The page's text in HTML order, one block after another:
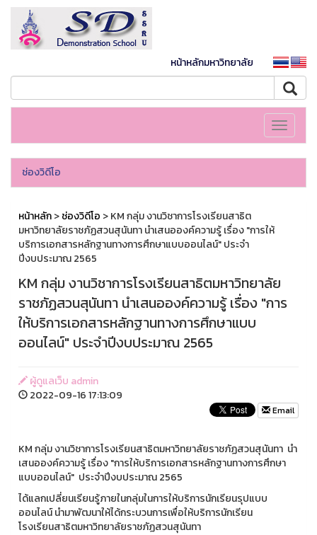
หน้าหลักมหาวิทยาลัย
Toggle
ช่องวิดีโอ
หน้าหลัก>ช่องวิดีโอ > KM กลุ่ม งานวิชาการโรงเรียนสาธิต
มหาวิทยาลัยราชภัฏสวนสุนันทา นำเสนอองค์ความรู้ เรื่อง "การให้
บริการเอกสารหลักฐานทางการศึกษาแบบออนไลน์" ประจำ
ปีงบประมาณ 2565
KM กลุ่ม งานวิชาการโรงเรียนสาธิตมหาวิทยาลัย
ราชภัฏสวนสุนันทา นำเสนอองค์ความรู้ เรื่อง "การ
ให้บริการเอกสารหลักฐานทางการศึกษาแบบ
ออนไลน์" ประจำปีงบประมาณ 2565
ผู้ดูแลเว็บ admin
2022-09-16 17:13:09
Email
KM กลุ่ม งานวิชาการโรงเรียนสาธิตมหาวิทยาลัยราชภัฏสวนสุนันทา นำ
เสนอองค์ความรู้ เรื่อง "การให้บริการเอกสารหลักฐานทางการศึกษา
แบบออนไลน์" ประจำปีงบประมาณ 2565
ได้แลกเปลี่ยนเรียนรู้ภายในกลุ่มในการให้บริการนักเรียนรุปแบบ
ออนไลน์ นำมาพัฒนาให้ได้กระบวนการเพื่อให้บริการนักเรียน
โรงเรียนสาธิตมหาวิทยาลัยราชภัฏสวนสุนันทา